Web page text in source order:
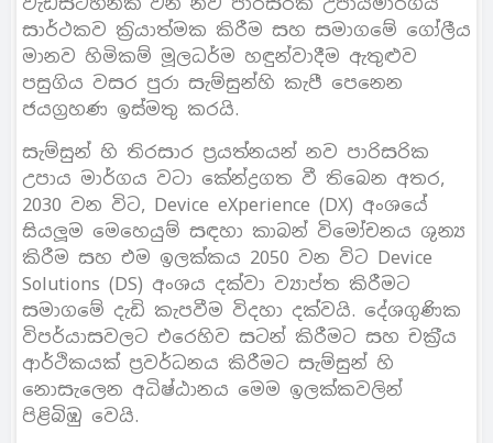
සාර්ථකව ක‍්‍රියාත්මක කිරීම සහ සමාගමේ ගෝලීය
මානව හිමිකම් මූලධර්ම හඳුන්වාදීම ඇතුළුව
පසුගිය වසර පුරා සැම්සුන්හි කැපී පෙනෙන
ජයග‍්‍රහණ ඉස්මතු කරයි.
සැම්සුන් හි තිරසාර ප‍්‍රයත්නයන් නව පාරිසරික
උපාය මාර්ගය වටා කේන්ද්‍රගත වී තිබෙන අතර,
2030 වන විට, Device eXperience (DX) අංශයේ
සියලූම මෙහෙයුම් සඳහා කාබන් විමෝචනය ශුන්‍ය
කිරීම සහ එම ඉලක්කය 2050 වන විට Device
Solutions (DS) අංශය දක්වා ව්‍යාප්ත කිරීමට
සමාගමේ දැඩි කැපවීම විදහා දක්වයි. දේශගුණික
විපර්යාසවලට එරෙහිව සටන් කිරීමට සහ චක‍්‍රීය
ආර්ථිකයක් ප‍්‍රවර්ධනය කිරීමට සැම්සුන් හි
නොසැලෙන අධිෂ්ඨානය මෙම ඉලක්කවලින්
පිළිබිඹු වෙයි.